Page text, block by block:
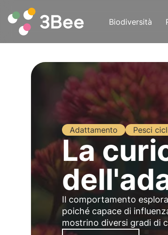
Biodiversità
Adattamento Pesci
La
Il comportamento
poiché capace di
mostrino diversi gradi di